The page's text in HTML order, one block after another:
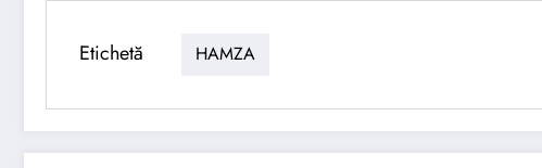
Etichetă HAMZA